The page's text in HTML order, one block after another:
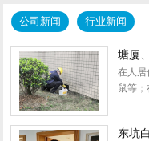
公司新闻 行业新闻
在人居
鼠等